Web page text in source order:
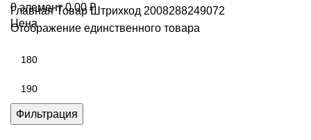
0элемент 0,00 ₽
ГлавнаяТовар Штрихкод 2008288249072
Отображение единственного товара
Цена
Фильтрация